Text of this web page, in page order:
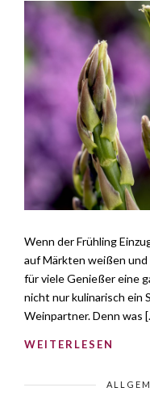
Wenn der Frühling
auf Märkten weißen
für viele Genießer eine
nicht nur kulinarisch ein
Weinpartner. Denn was
WEITERLESEN